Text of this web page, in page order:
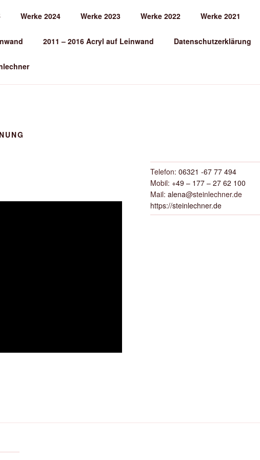
Werke 2024 Werke 2023 Werke 2022 Werke 2021
2011 – 2016 Acryl auf Leinwand Datenschutzerklärung
Telefon: 06321 -67 77 494
Mobil: +49 – 177 – 27 62 100
Mail: alena@steinlechner.de
https://steinlechner.de